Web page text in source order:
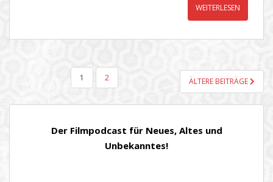
WEITERLESEN
SEITENNUMMERIERUNG
BEITRÄGE
1 2 ÄLTERE BEITRÄGE
Der Filmpodcast für Neues, Altes und
Unbekanntes!